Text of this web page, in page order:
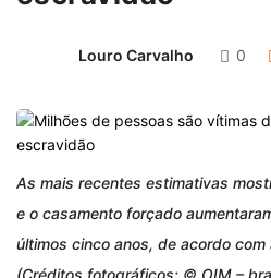
Louro Carvalho 0
As mais recentes estimativas
e o casamento forçado
últimos cinco anos, de acordo com
(Créditos fotográficos: © OIM –